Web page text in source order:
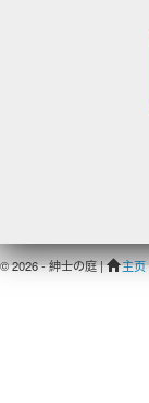
© 2026 - 紳士の庭 | 主页